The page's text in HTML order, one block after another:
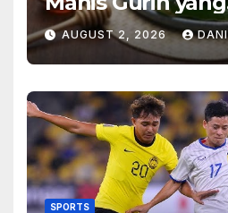
Menghangatkan
Makan
AUGUST 2, 2026
SPORTS